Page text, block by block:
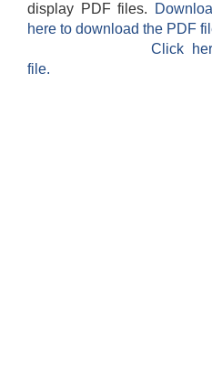
display PDF files.
here to download the PDF
Click
file.